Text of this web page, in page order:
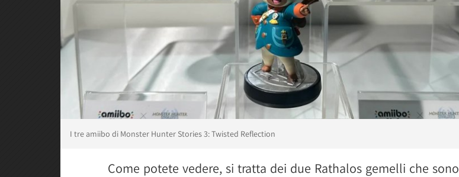
I tre amiibo di Monster Hunter Stories 3: Twisted Reflection
Come potete vedere, si tratta dei due Rathalos gemelli che sono